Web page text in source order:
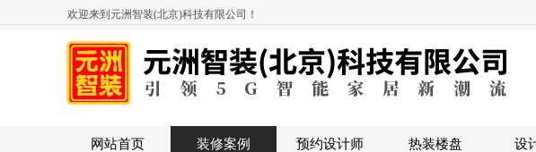
欢迎来到元洲智装(北京)科技有限公司！
网站首页 装修案例 预约设计师 热装楼盘 设